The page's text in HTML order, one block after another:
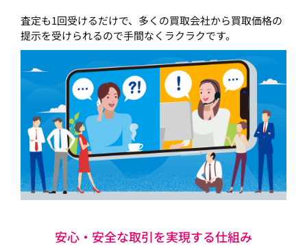
査定も1回受けるだけで、多くの買取会社から買取価格の
提示を受けられるので手間なくラクラクです。
安心・安全な取引を実現する仕組み